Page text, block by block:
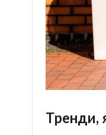
Тренди,